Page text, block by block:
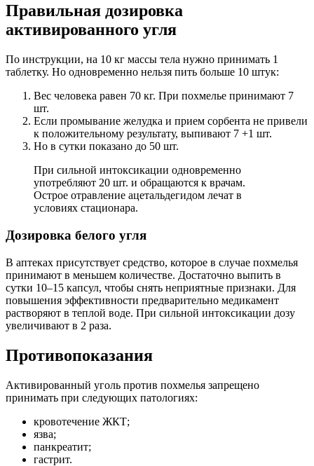
Правильная дозировка
активированного угля
По инструкции, на 10 кг массы тела нужно принимать 1
таблетку. Но одновременно нельзя пить больше 10 штук:
Вес человека равен 70 кг. При похмелье принимают 7
шт.
Если промывание желудка и прием сорбента не привели
к положительному результату, выпивают 7 +1 шт.
Но в сутки показано до 50 шт.
При сильной интоксикации одновременно
употребляют 20 шт. и обращаются к врачам.
Острое отравление ацетальдегидом лечат в
условиях стационара.
Дозировка белого угля
В аптеках присутствует средство, которое в случае похмелья
принимают в меньшем количестве. Достаточно выпить в
сутки 10–15 капсул, чтобы снять неприятные признаки. Для
повышения эффективности предварительно медикамент
растворяют в теплой воде. При сильной интоксикации дозу
увеличивают в 2 раза.
Противопоказания
Активированный уголь против похмелья запрещено
принимать при следующих патологиях:
кровотечение ЖКТ;
язва;
панкреатит;
гастрит.